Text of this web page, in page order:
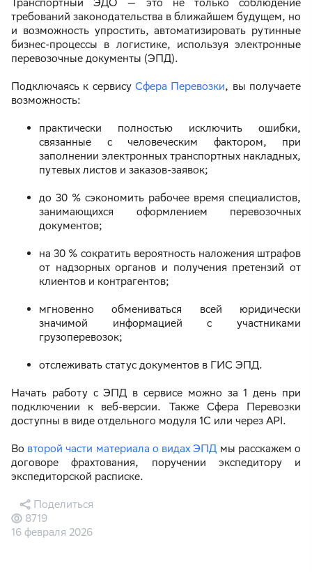
Транспортный ЭДО — это не только соблюдение
требований законодательства в ближайшем будущем, но
и возможность упростить, автоматизировать рутинные
бизнес-процессы в логистике, используя электронные
перевозочные документы (ЭПД).
Подключаясь к сервису Сфера Перевозки, вы получаете
возможность:
практически полностью исключить ошибки,
связанные с человеческим фактором, при
заполнении электронных транспортных накладных,
путевых листов и заказов-заявок;
до 30 % сэкономить рабочее время специалистов,
занимающихся оформлением перевозочных
документов;
на 30 % сократить вероятность наложения штрафов
от надзорных органов и получения претензий от
клиентов и контрагентов;
мгновенно обмениваться всей юридически
значимой информацией с участниками
грузоперевозок;
отслеживать статус документов в ГИС ЭПД.
Начать работу с ЭПД в сервисе можно за 1 день при
подключении к веб-версии. Также Сфера Перевозки
доступны в виде отдельного модуля 1С или через API.
Во второй части материала о видах ЭПД мы расскажем о
договоре фрахтования, поручении экспедитору и
экспедиторской расписке.
16 февраля 2026
8719
Поделиться